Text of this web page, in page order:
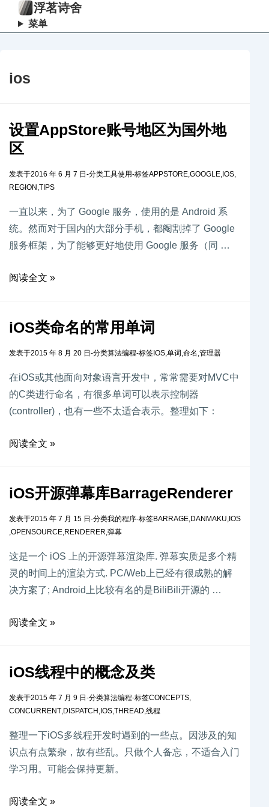
浮茗诗舍
菜单
ios
设置AppStore账号地区为国外地
区
发表于2016 年 6 月 7 日 -分类工具使用-标签APPSTORE,GOOGLE, IOS,
REGION ,TIPS
一直以来，为了 Google 服务，使用的是 Android 系
统。然而对于国内的大部分手机，都阉割掉了 Google
服务框架，为了能够更好地使用 Google 服务（同 …
阅读全文 »
iOS类命名的常用单词
发表于2015 年 8 月 20 日 -分类算法编程-标签 IOS,单词 ,命名 ,管理器
在iOS或其他面向对象语言开发中，常常需要对MVC中
的C类进行命名，有很多单词可以表示控制器
(controller)，也有一些不太适合表示。整理如下：
阅读全文 »
iOS开源弹幕库BarrageRenderer
发表于2015 年 7 月 15 日 -分类我的程序-标签BARRAGE,DANMAKU, IOS
,OPENSOURCE,RENDERER,弹幕
这是一个 iOS 上的开源弹幕渲染库. 弹幕实质是多个精
灵的时间上的渲染方式. PC/Web上已经有很成熟的解
决方案了; Android上比较有名的是BiliBili开源的 …
阅读全文 »
iOS线程中的概念及类
发表于2015 年 7 月 9 日 -分类算法编程-标签CONCEPTS,
CONCURRENT,DISPATCH , IOS,THREAD,线程
整理一下iOS多线程开发时遇到的一些点。因涉及的知
识点有点繁杂，故有些乱。只做个人备忘，不适合入门
学习用。可能会保持更新。
阅读全文 »